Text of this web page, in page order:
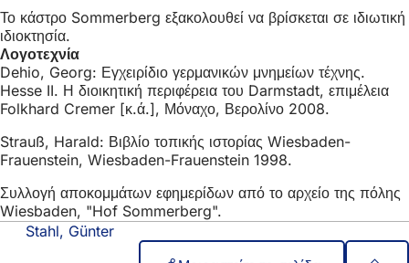
Το κάστρο Sommerberg εξακολουθεί να βρίσκεται σε ιδιωτική
ιδιοκτησία.
Λογοτεχνία
Dehio, Georg: Εγχειρίδιο γερμανικών μνημείων τέχνης.
Hesse II. Η διοικητική περιφέρεια του Darmstadt, επιμέλεια
Folkhard Cremer [κ.ά.], Μόναχο, Βερολίνο 2008.
Strauß, Harald: Βιβλίο τοπικής ιστορίας Wiesbaden-
Frauenstein, Wiesbaden-Frauenstein 1998.
Συλλογή αποκομμάτων εφημερίδων από το αρχείο της πόλης
Wiesbaden, "Hof Sommerberg".
Stahl, Günter